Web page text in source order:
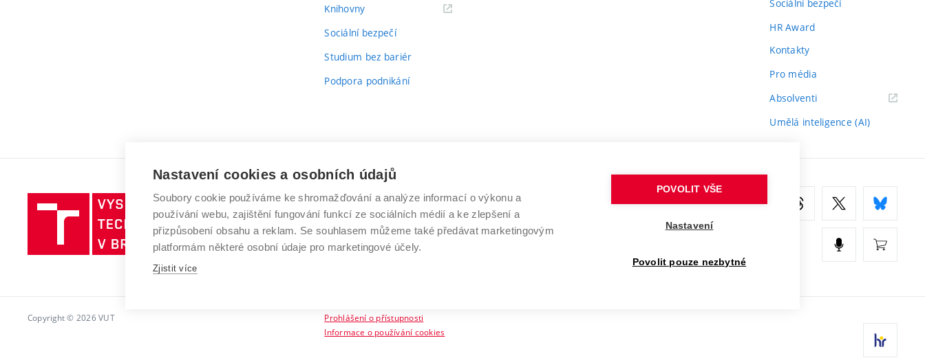
Knihovny(externí
Sociální bezpečí
Studium bez bariér
Podpora podnikání
Sociální bezpečí
HR Award
Kontakty
Pro média
Absolventi(externí
Umělá inteligence (AI)
Vysoké
učení
technické
v
VYSOKÉ UČENÍ TECHNICKÉ V BRNĚ
Antonínská 548/1
602 00 Brno
www.vut.cz
Copyright © 2026 VUT
Prohlášení o přístupnosti
Informace o používání cookies
Nastavení cookies a osobních údajů
Soubory cookie používáme ke shromažďování a analýze informací o výkonu a
používání webu, zajištění fungování funkcí ze sociálních médií a ke zlepšení a
přizpůsobení obsahu a reklam. Se souhlasem můžeme také předávat marketingovým
platformám některé osobní údaje pro marketingové účely.
Zjistit více
POVOLIT VŠE
Nastavení
Povolit pouze nezbytné